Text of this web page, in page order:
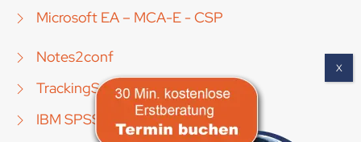
Microsoft EA – MCA-E - CSP
Notes2conf
TrackingSuite [Mobile]
IBM SPSS